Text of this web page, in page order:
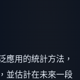
應用的統計方法，
並估計在未來一段